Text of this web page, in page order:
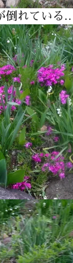
倒れている